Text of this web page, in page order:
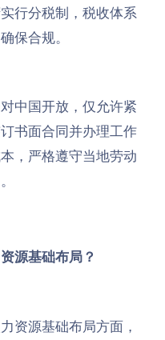
行分税制，税收体系
保合规。
中国开放，仅允许紧
书面合同并办理工作
，严格遵守当地劳动
源基础布局？
资源基础布局方面，